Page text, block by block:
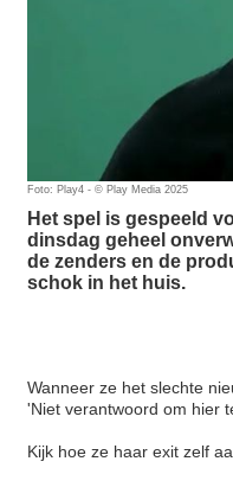
Foto: Play4 - © Play Media 2025
Het spel is gespeeld
dinsdag geheel
de zenders en de
schok in het huis.
Wanneer ze het slechte
'Niet verantwoord om hier
Kijk hoe ze haar exit zelf